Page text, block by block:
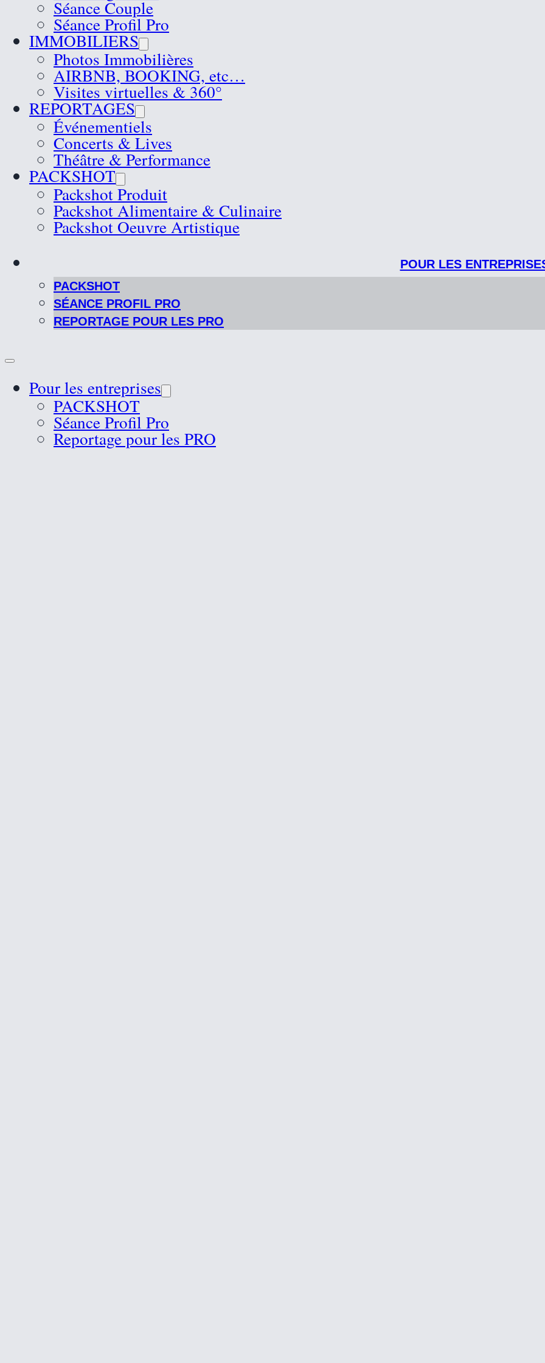
Séance Couple
Séance Profil Pro
IMMOBILIERS
Photos Immobilières
AIRBNB, BOOKING, etc…
Visites virtuelles & 360°
REPORTAGES
Événementiels
Concerts & Lives
Théâtre & Performance
PACKSHOT
Packshot Produit
Packshot Alimentaire & Culinaire
Packshot Oeuvre Artistique
POUR LES
PACKSHOT
SÉANCE PROFIL PRO
REPORTAGE POUR LES PRO
Pour les entreprises
PACKSHOT
Séance Profil Pro
Reportage pour les PRO